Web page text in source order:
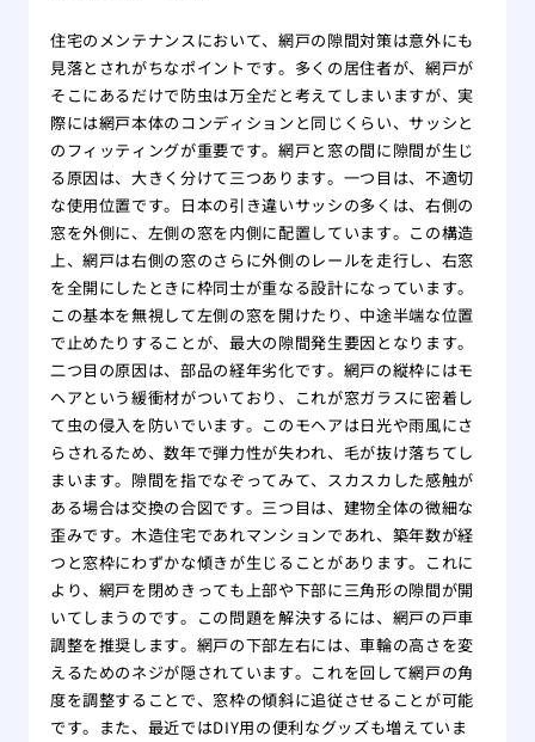
住宅のメンテナンスにおいて、網戸の隙間対策は意外にも
見落とされがちなポイントです。多くの居住者が、網戸が
そこにあるだけで防虫は万全だと考えてしまいますが、実
際には網戸本体のコンディションと同じくらい、サッシと
のフィッティングが重要です。網戸と窓の間に隙間が生じ
る原因は、大きく分けて三つあります。一つ目は、不適切
な使用位置です。日本の引き違いサッシの多くは、右側の
窓を外側に、左側の窓を内側に配置しています。この構造
上、網戸は右側の窓のさらに外側のレールを走行し、右窓
を全開にしたときに枠同士が重なる設計になっています。
この基本を無視して左側の窓を開けたり、中途半端な位置
で止めたりすることが、最大の隙間発生要因となります。
二つ目の原因は、部品の経年劣化です。網戸の縦枠にはモ
ヘアという緩衝材がついており、これが窓ガラスに密着し
て虫の侵入を防いでいます。このモヘアは日光や雨風にさ
らされるため、数年で弾力性が失われ、毛が抜け落ちてし
まいます。隙間を指でなぞってみて、スカスカした感触が
ある場合は交換の合図です。三つ目は、建物全体の微細な
歪みです。木造住宅であれマンションであれ、築年数が経
つと窓枠にわずかな傾きが生じることがあります。これに
より、網戸を閉めきっても上部や下部に三角形の隙間が開
いてしまうのです。この問題を解決するには、網戸の戸車
調整を推奨します。網戸の下部左右には、車輪の高さを変
えるためのネジが隠されています。これを回して網戸の角
度を調整することで、窓枠の傾斜に追従させることが可能
です。また、最近ではDIY用の便利なグッズも増えていま